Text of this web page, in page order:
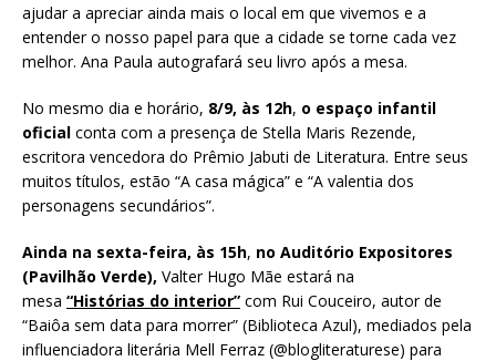
ajudar a apreciar ainda mais o local em que vivemos e a
entender o nosso papel para que a cidade se torne cada vez
melhor. Ana Paula autografará seu livro após a mesa.
No mesmo dia e horário, 8/9, às 12h, o espaço infantil
oficial conta com a presença de Stella Maris Rezende,
escritora vencedora do Prêmio Jabuti de Literatura. Entre seus
muitos títulos, estão “A casa mágica” e “A valentia dos
personagens secundários”.
Ainda na sexta-feira, às 15h, no Auditório Expositores
(Pavilhão Verde), Valter Hugo Mãe estará na
mesa “Histórias do interior” com Rui Couceiro, autor de
“Baiôa sem data para morrer” (Biblioteca Azul), mediados pela
influenciadora literária Mell Ferraz (@blogliteraturese) para